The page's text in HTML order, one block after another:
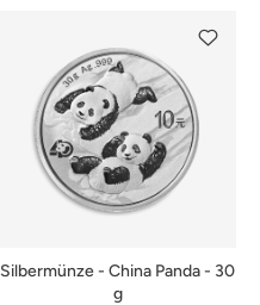
Silbermünze - China Panda - 30
g